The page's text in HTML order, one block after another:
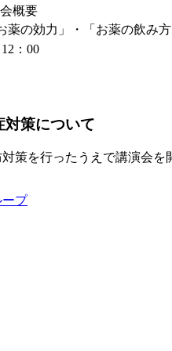
概要
薬の効力」・「お薬の飲み方
：00
対策について
策を行ったうえで講演会を